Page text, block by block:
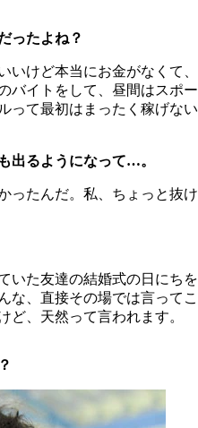
ったよね？
けど本当にお金がなくて、
バイトをして、昼間はスポー
って最初はまったく稼げない
出るようになって…。
ったんだ。私、ちょっと抜け
いた友達の結婚式の日にちを
な、直接その場では言ってこ
ど、天然って言われます。